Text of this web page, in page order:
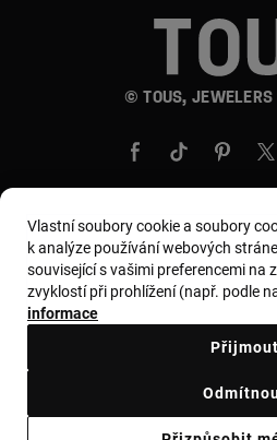
© TOUS,
Země a měna:
Všeobecné
Vlastní soubory cookie a soubory
k analýze používání webových
související s vašimi preferencemi na
zvyklostí při prohlížení (např. podle
informace
Přijmout